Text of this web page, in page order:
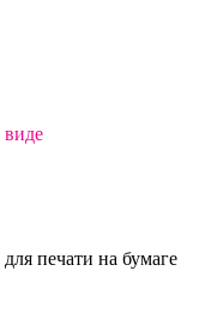
виде
печати на бумаге